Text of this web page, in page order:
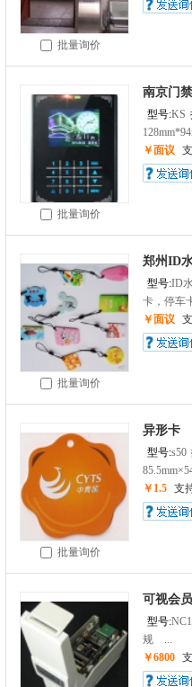
批量询价
批量询价
南京门
型号:KS
￥面议
批量询价
郑州ID
型号:ID
卡，停车
￥面议
批量询价
异形卡
型号:s50
￥1.5 支
可视会
型号:
规 ...
￥6800